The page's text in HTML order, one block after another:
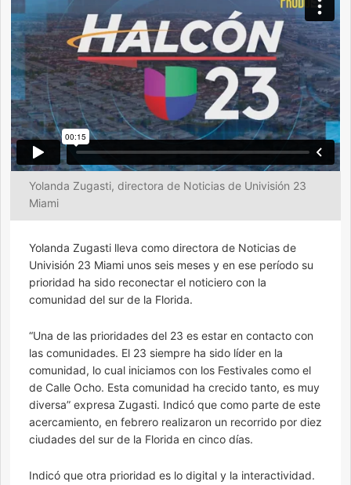
Yolanda Zugasti, directora de Noticias de Univisión 23
Miami
Yolanda Zugasti lleva como directora de Noticias de
Univisión 23 Miami unos seis meses y en ese período su
prioridad ha sido reconectar el noticiero con la
comunidad del sur de la Florida.
“Una de las prioridades del 23 es estar en contacto con
las comunidades. El 23 siempre ha sido líder en la
comunidad, lo cual iniciamos con los Festivales como el
de Calle Ocho. Esta comunidad ha crecido tanto, es muy
diversa” expresa Zugasti. Indicó que como parte de este
acercamiento, en febrero realizaron un recorrido por diez
ciudades del sur de la Florida en cinco días.
Indicó que otra prioridad es lo digital y la interactividad.